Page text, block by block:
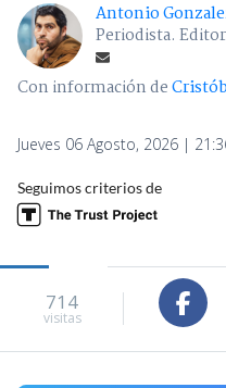
Antonio
Periodista.
Con información de
Jueves 06 Agosto, 2026 |
Seguimos criterios de
714
visitas